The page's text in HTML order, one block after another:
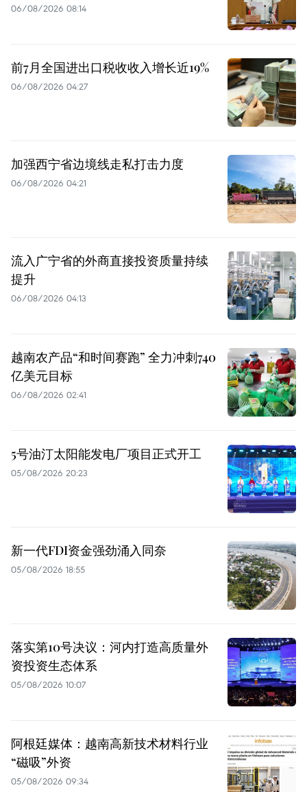
06/08/2026 08:14
前7月全国进出口税收收入增长近19%
06/08/2026 04:27
加强西宁省边境线走私打击力度
06/08/2026 04:21
流入广宁省的外商直接投资质量持续
提升
06/08/2026 04:13
越南农产品“和时间赛跑” 全力冲刺740
亿美元目标
06/08/2026 02:41
5号油汀太阳能发电厂项目正式开工
05/08/2026 20:23
新一代FDI资金强劲涌入同奈
05/08/2026 18:55
落实第10号决议：河内打造高质量外
资投资生态体系
05/08/2026 10:07
阿根廷媒体：越南高新技术材料行业
“磁吸”外资
05/08/2026 09:34